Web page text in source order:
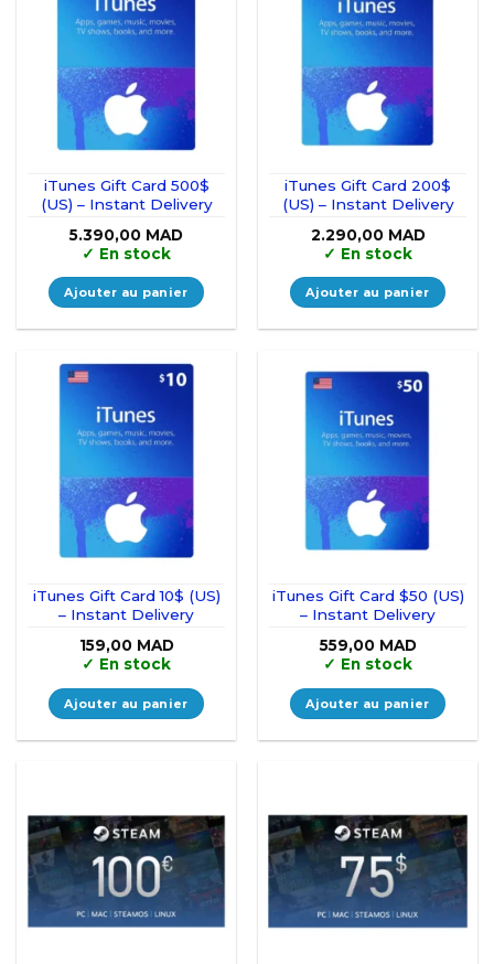
iTunes Gift Card 500$
(US) – Instant Delivery
5.390,00 MAD
✓ En stock
Ajouter au panier
iTunes Gift Card 200$
(US) – Instant Delivery
2.290,00 MAD
✓ En stock
Ajouter au panier
iTunes Gift Card 10$ (US)
– Instant Delivery
159,00 MAD
✓ En stock
Ajouter au panier
iTunes Gift Card $50 (US)
– Instant Delivery
559,00 MAD
✓ En stock
Ajouter au panier